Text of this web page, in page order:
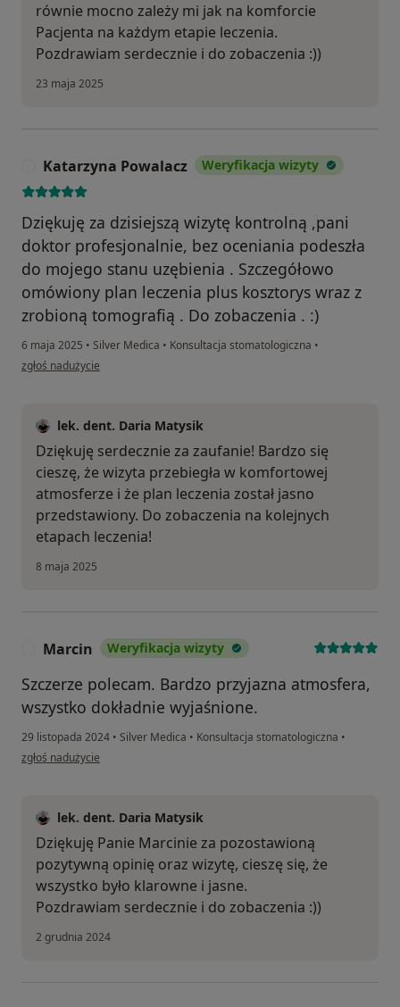
równie mocno zależy mi jak na komforcie
Pacjenta na każdym etapie leczenia.
Pozdrawiam serdecznie i do zobaczenia :))
23 maja 2025
Katarzyna Powalacz Weryfikacja wizyty
Dziękuję za dzisiejszą wizytę kontrolną ,pani
doktor profesjonalnie, bez oceniania podeszła
do mojego stanu uzębienia . Szczegółowo
omówiony plan leczenia plus kosztorys wraz z
zrobioną tomografią . Do zobaczenia . :)
6 maja 2025 • Silver Medica • Konsultacja stomatologiczna •
w opinii użytkownika Katarzyna Powalacz
zgłoś nadużycie
lek. dent. Daria Matysik
Dziękuję serdecznie za zaufanie! Bardzo się
cieszę, że wizyta przebiegła w komfortowej
atmosferze i że plan leczenia został jasno
przedstawiony. Do zobaczenia na kolejnych
etapach leczenia!
8 maja 2025
Marcin Weryfikacja wizyty
Szczerze polecam. Bardzo przyjazna atmosfera,
wszystko dokładnie wyjaśnione.
29 listopada 2024 • Silver Medica • Konsultacja stomatologiczna •
w opinii użytkownika Marcin
zgłoś nadużycie
lek. dent. Daria Matysik
Dziękuję Panie Marcinie za pozostawioną
pozytywną opinię oraz wizytę, cieszę się, że
wszystko było klarowne i jasne.
Pozdrawiam serdecznie i do zobaczenia :))
2 grudnia 2024